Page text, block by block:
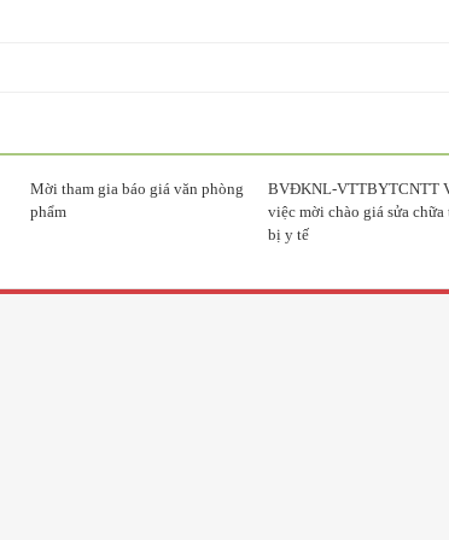
Mời tham gia báo giá văn phòng
phẩm
BVĐKNL-VTTBYTCNTT
việc mời chào giá sửa chữa
bị y tế